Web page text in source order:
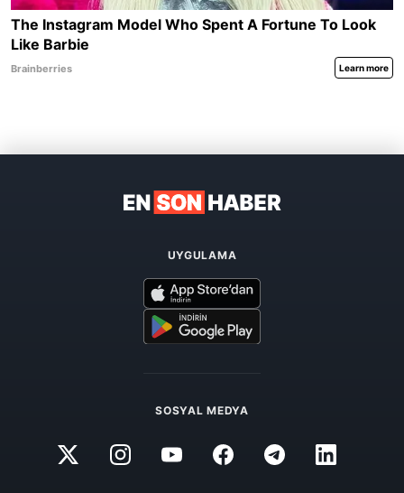
UYGULAMA
SOSYAL MEDYA